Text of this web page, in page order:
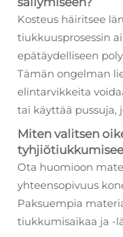
Kosteus häiritsee
tiukkuusprosessin
epätäydelliseen
Tämän ongelman
elintarvikkeita
tai käyttää pussuja,
Miten valitsen
Ota huomioon
yhteensopivuus
Paksuempia
tiukkumisaikaa ja -